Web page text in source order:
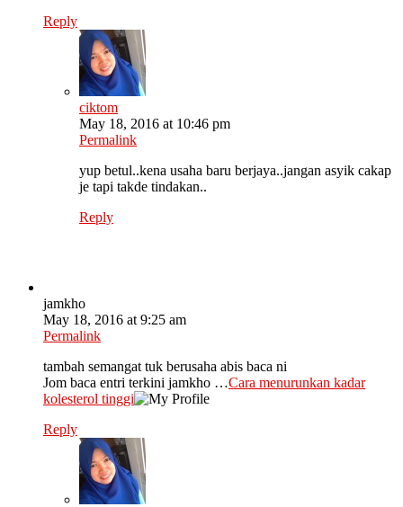
Reply
ciktom
May 18, 2016 at 10:46 pm
Permalink
yup betul..kena usaha baru berjaya..jangan asyik cakap
je tapi takde tindakan..
Reply
jamkho
May 18, 2016 at 9:25 am
Permalink
tambah semangat tuk berusaha abis baca ni
Jom baca entri terkini jamkho …Cara menurunkan kadar
kolesterol tinggi
Reply